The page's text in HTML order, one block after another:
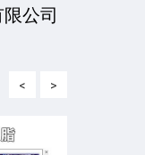
公司
< >